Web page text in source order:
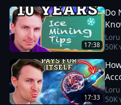
17:38
Do
50K
17:33
50K